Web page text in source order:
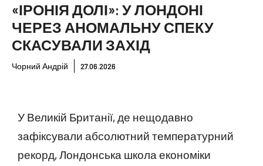
«ІРОНІЯ ДОЛІ»: У ЛОНДОНІ
ЧЕРЕЗ АНОМАЛЬНУ СПЕКУ
СКАСУВАЛИ ЗАХІД
Чорний Андрій 27.06.2026
У Великій Британії, де нещодавно
зафіксували абсолютний температурний
рекорд, Лондонська школа економіки